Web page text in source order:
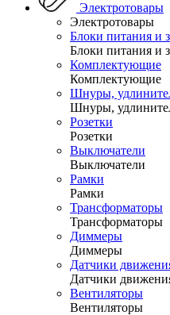
Электротовары
Электротовары
Блоки питания и
Блоки питания и
Комплектующие
Комплектующие
Шнуры,
Шнуры,
Розетки
Розетки
Выключатели
Выключатели
Рамки
Рамки
Трансформаторы
Трансформаторы
Диммеры
Диммеры
Датчики
Датчики
Вентиляторы
Вентиляторы